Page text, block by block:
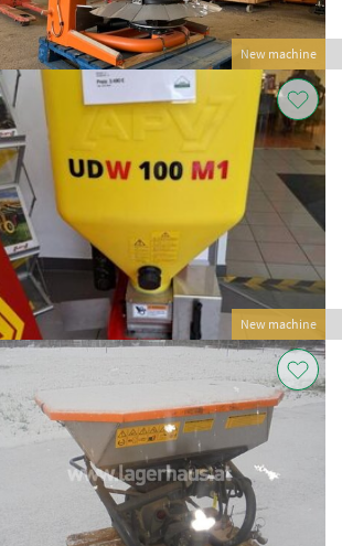
New machine
New machine